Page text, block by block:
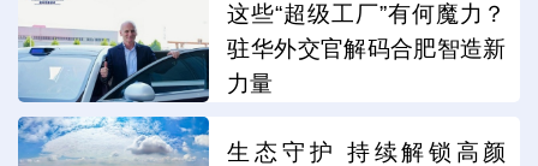
这些“超级工厂”有何魔力？
驻华外交官解码合肥智造新
力量
生态守护 持续解锁高颜